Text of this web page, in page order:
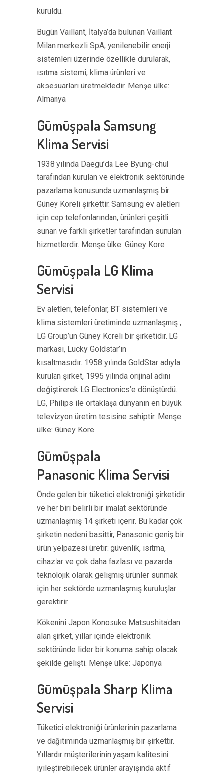
kuruldu.
Bugün Vaillant, İtalya’da bulunan Vaillant
Milan merkezli SpA, yenilenebilir enerji
sistemleri üzerinde özellikle durularak,
ısıtma sistemi, klima ürünleri ve
aksesuarları üretmektedir. Menşe ülke:
Almanya
Gümüşpala Samsung
Klima Servisi
1938 yılında Daegu’da Lee Byung-chul
tarafından kurulan ve elektronik sektöründe
pazarlama konusunda uzmanlaşmış bir
Güney Koreli şirkettir. Samsung ev aletleri
için cep telefonlarından, ürünleri çeşitli
sunan ve farklı şirketler tarafından sunulan
hizmetlerdir. Menşe ülke: Güney Kore
Gümüşpala LG Klima
Servisi
Ev aletleri, telefonlar, BT sistemleri ve
klima sistemleri üretiminde uzmanlaşmış ,
LG Group’un Güney Koreli bir şirketidir. LG
markası, Lucky Goldstar’ın
kısaltmasıdır. 1958 yılında GoldStar adıyla
kurulan şirket, 1995 yılında orijinal adını
değiştirerek LG Electronics’e dönüştürdü.
LG, Philips ile ortaklaşa dünyanın en büyük
televizyon üretim tesisine sahiptir. Menşe
ülke: Güney Kore
Gümüşpala
Panasonic Klima Servisi
Önde gelen bir tüketici elektroniği şirketidir
ve her biri belirli bir imalat sektöründe
uzmanlaşmış 14 şirketi içerir. Bu kadar çok
şirketin nedeni basittir, Panasonic geniş bir
ürün yelpazesi üretir: güvenlik, ısıtma,
cihazlar ve çok daha fazlası ve pazarda
teknolojik olarak gelişmiş ürünler sunmak
için her sektörde uzmanlaşmış kuruluşlar
gerektirir.
Kökenini Japon Konosuke Matsushita’dan
alan şirket, yıllar içinde elektronik
sektöründe lider bir konuma sahip olacak
şekilde gelişti. Menşe ülke: Japonya
Gümüşpala Sharp Klima
Servisi
Tüketici elektroniği ürünlerinin pazarlama
ve dağıtımında uzmanlaşmış bir şirkettir.
Yıllardır müşterilerinin yaşam kalitesini
iyileştirebilecek ürünler arayışında aktif